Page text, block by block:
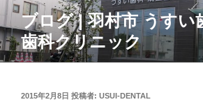
コ
ン
テ
ン
ブログ | 羽村市 うすい
歯科クリニック
投
2015年2月8日 投稿者: USUI-DENTAL